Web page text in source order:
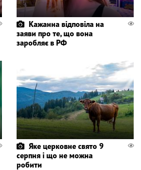
Кажанна відповіла на
заяви про те, що вона
заробляє в РФ
Яке церковне свято 9
серпня і що не можна
робити